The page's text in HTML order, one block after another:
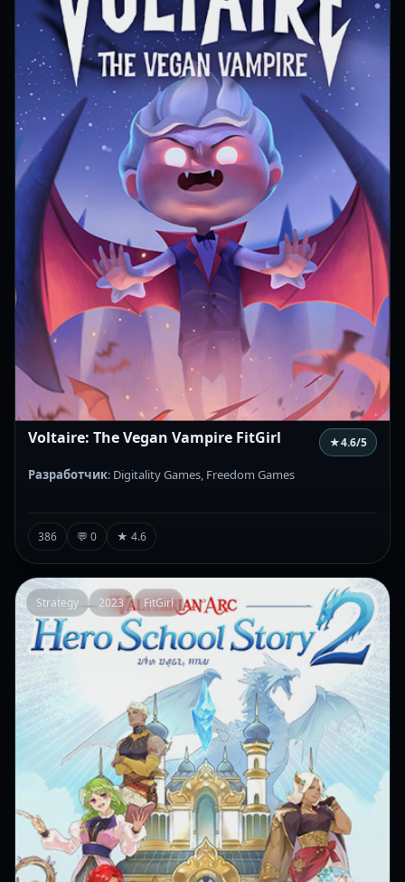
Voltaire: The Vegan Vampire FitGirl ★4.6/5
Разработчик: Digitality Games, Freedom Games
386 💬 0 ★ 4.6
Strategy 2023 FitGirl